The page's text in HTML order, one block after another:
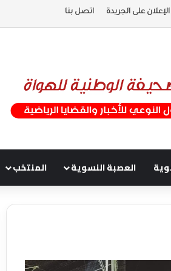
الإعلان على الجريدة اتصل بنا
العصبة النسوية المنتخب